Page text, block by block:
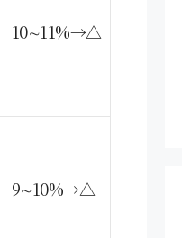
10∼11%→△
9∼10%→△